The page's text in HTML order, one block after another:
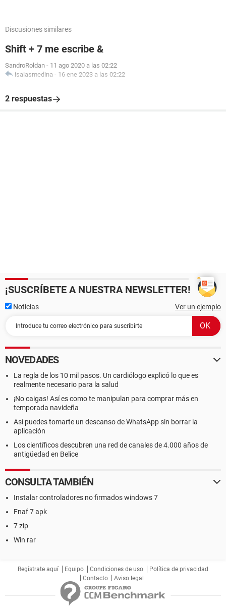
Discusiones similares
Shift + 7 me escribe &
SandroRoldan - 11 ago 2020 a las 02:22
isaiasmedina - 16 ene 2023 a las 02:22
2 respuestas
¡SUSCRÍBETE A NUESTRA NEWSLETTER!
Noticias Ver un ejemplo
NOVEDADES
La regla de los 10 mil pasos. Un cardiólogo explicó lo que es
realmente necesario para la salud
¡No caigas! Así es como te manipulan para comprar más en
temporada navideña
Así puedes tomarte un descanso de WhatsApp sin borrar la
aplicación
Los científicos descubren una red de canales de 4.000 años de
antigüedad en Belice
CONSULTA TAMBIÉN
Instalar controladores no firmados windows 7
Fnaf 7 apk
7 zip
Win rar
Regístrate aquí Equipo Condiciones de uso
Política de privacidad
Contacto
Aviso legal